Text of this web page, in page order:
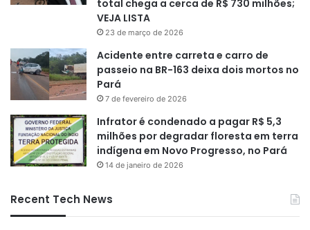
total chega a cerca de R$ 730 milhões;
VEJA LISTA
23 de março de 2026
Acidente entre carreta e carro de
passeio na BR-163 deixa dois mortos no
Pará
7 de fevereiro de 2026
Infrator é condenado a pagar R$ 5,3
milhões por degradar floresta em terra
indígena em Novo Progresso, no Pará
14 de janeiro de 2026
Recent Tech News